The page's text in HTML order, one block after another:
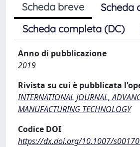
Scheda breve
Scheda
Scheda completa (DC)
Anno di pubblicazione
2019
Rivista su cui è pubblicata
INTERNATIONAL JOURNAL,
MANUFACTURING TECHNOLOGY
Codice DOI
https://dx.doi.org/10.1007/